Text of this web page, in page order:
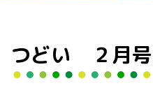
つどい ２月